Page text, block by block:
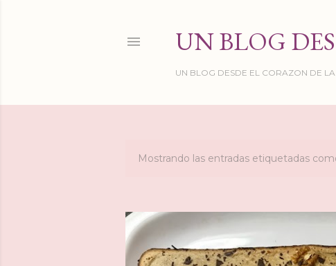
UN BLOG
UN BLOG DESDE EL CORAZON DE
t
r
Mostrando las entradas etiquetadas